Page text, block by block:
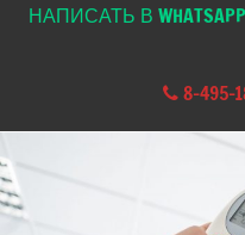
НАПИСАТЬ В WHATSAPP
8-495-